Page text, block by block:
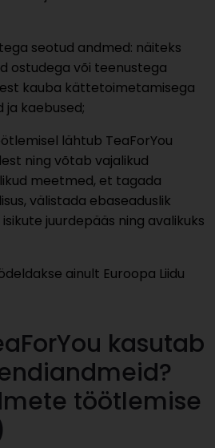
seotud andmed: näiteks
ostudega või teenustega
kauba kättetoimetamisega
ja kaebused;
lähtub TeaForYou
ning võtab vajalikud
meetmed, et tagada
välistada ebaseaduslik
juurdepääs ning avalikuks
ainult Euroopa Liidu
kasutab
töötlemise